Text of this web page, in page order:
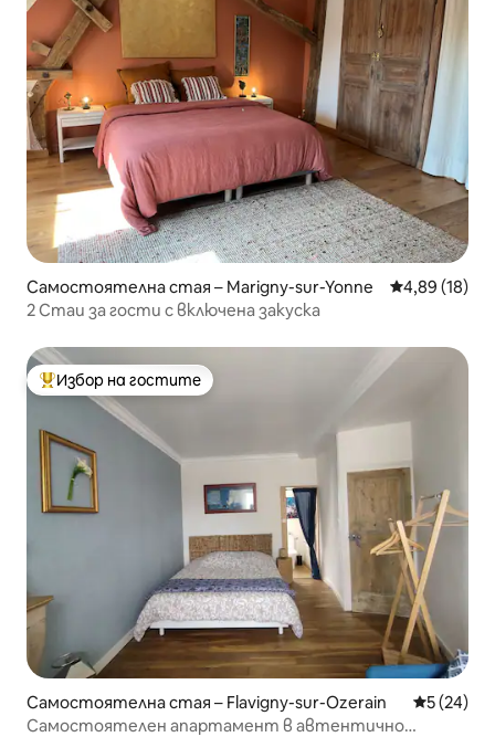
Самостоятелна стая – Marigny-sur-Yonne Средна
4,89 (18)
2 Стаи за гости с включена закуска
Най-популярен избор на гостите
Избор на гостите
Самостоятелна стая – Flavigny-sur-Ozerain Средна
5 (24)
Самостоятелен апартамент в автентично